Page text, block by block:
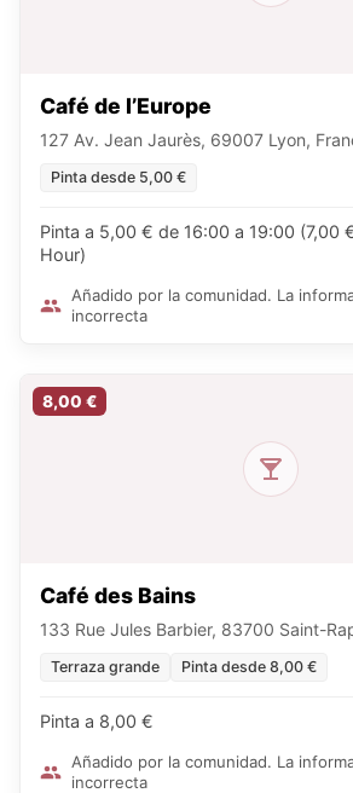
Café de l’Europe
127 Av. Jean Jaurès, 69007 Lyon,
Pinta desde 5,00 €
Pinta a 5,00 € de 16:00 a 19:00 (7,00
Hour)
Añadido por la comunidad. La
incorrecta
8,00 €
Café des Bains
133 Rue Jules Barbier, 83700 Saint-
Terraza grande Pinta desde 8,00 €
Pinta a 8,00 €
Añadido por la comunidad. La
incorrecta